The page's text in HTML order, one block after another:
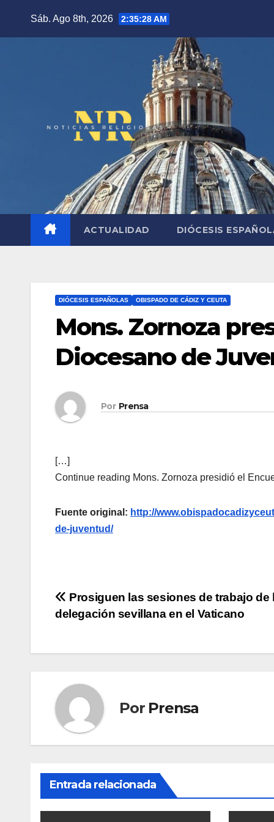
Sáb. Ago 8th, 2026 2:35:29 AM
ACTUALIDAD DIÓCESIS
DIÓCESIS ESPAÑOLAS OBISPADO DE CÁDIZ Y CEUTA
Mons. Zornoza
Diocesano de
Por Prensa
[…]
Continue reading Mons. Zornoza presidió el
Fuente original: http://
de-juventud/
Navegación
entradas
Prosiguen las sesiones de trabajo de
delegación sevillana en el Vaticano
Por Prensa
Entrada relacionada